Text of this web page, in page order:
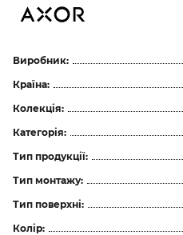
Виробник:
Країна:
Колекція:
Категорія:
Тип продукції:
Тип монтажу:
Тип поверхні:
Колір: